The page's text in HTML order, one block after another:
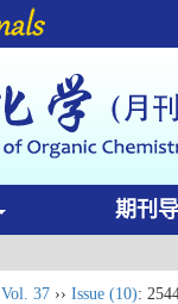
期刊
Vol. 37 ›› Issue (10):